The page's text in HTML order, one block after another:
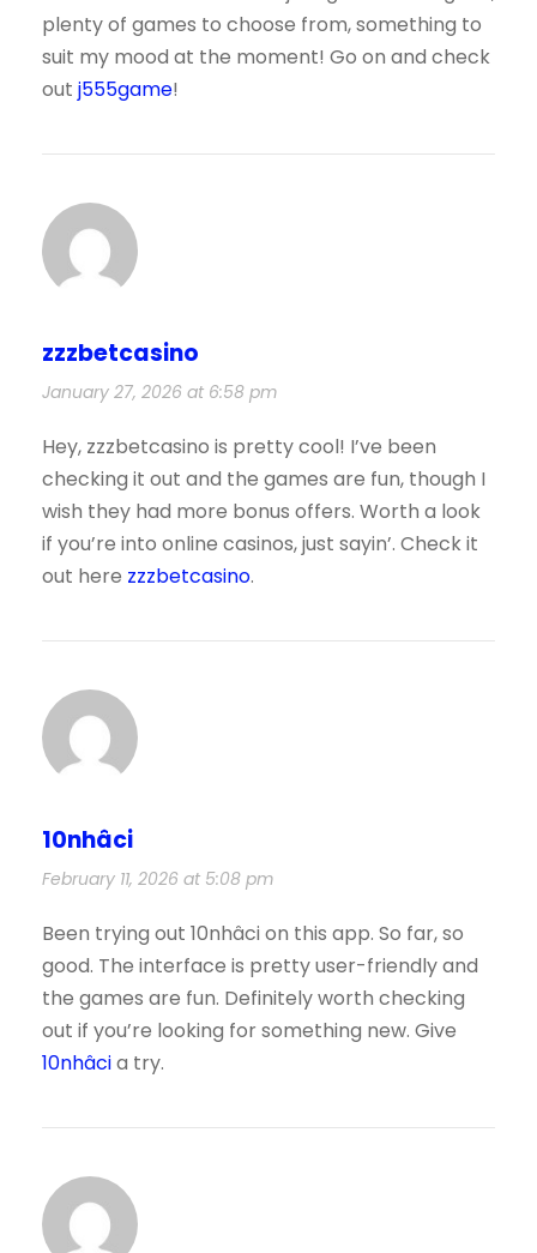
plenty of games to choose from, something to
suit my mood at the moment! Go on and check
out j555game!
zzzbetcasino
January 27, 2026 at 6:58 pm
Hey, zzzbetcasino is pretty cool! I’ve been
checking it out and the games are fun, though I
wish they had more bonus offers. Worth a look
if you’re into online casinos, just sayin’. Check it
out here zzzbetcasino.
10nhâci
February 11, 2026 at 5:08 pm
Been trying out 10nhâci on this app. So far, so
good. The interface is pretty user-friendly and
the games are fun. Definitely worth checking
out if you’re looking for something new. Give
10nhâcia try.